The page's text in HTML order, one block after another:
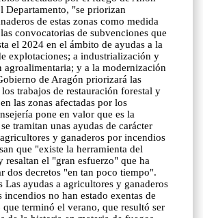
Departamento, "se priorizan
de estas zonas como medida
convocatorias de subvenciones que
el 2024 en el ámbito de ayudas a la
explotaciones; a industrialización y
agroalimentaria; y a la modernización
de Aragón priorizará las
trabajos de restauración forestal y
las zonas afectadas por los
pone en valor que es la
tramitan unas ayudas de carácter
y ganaderos por incendios
que "existe la herramienta del
resaltan el "gran esfuerzo" que ha
dos decretos "en tan poco tiempo".
Las ayudas a agricultores y ganaderos
incendios no han estado exentas de
que terminó el verano, que resultó ser